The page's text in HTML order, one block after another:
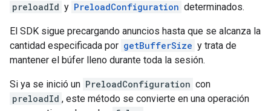
preloadId y PreloadConfiguration determinados.
El SDK sigue precargando anuncios hasta que se alcanza la
cantidad especificada por getBufferSize y trata de
mantener el búfer lleno durante toda la sesión.
Si ya se inició un PreloadConfiguration con
preloadId , este método se convierte en una operación